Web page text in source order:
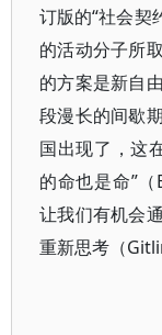
订版的“社会契
的活动分子所
的方案是新自
段漫长的间歇
国出现了，这
的命也是命”
让我们有机会
重新思考（